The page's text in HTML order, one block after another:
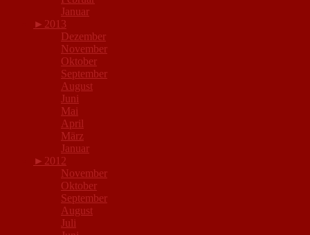
Januar
► 2013
Dezember
November
Oktober
September
August
Juni
Mai
April
März
Januar
► 2012
November
Oktober
September
August
Juli